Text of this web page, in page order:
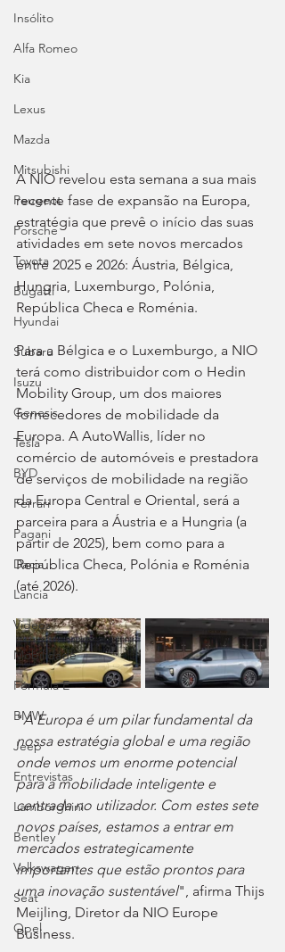
Insólito
Alfa Romeo
Kia
Lexus
Mazda
Mitsubishi
Peugeot
Porsche
Toyota
Bugatti
Hyundai
Subaru
Isuzu
Genesis
Tesla
BYD
Ferrari
Pagani
Dacia
Lancia
Videos
Mobilidade
Fórmula E
BMW
Jeep
Entrevistas
Lamborghini
Bentley
Volkswagen
Seat
Opel
A NIO revelou esta semana a sua mais
recente fase de expansão na Europa,
estratégia que prevê o início das suas
atividades em sete novos mercados
entre 2025 e 2026: Áustria, Bélgica,
Hungria, Luxemburgo, Polónia,
República Checa e Roménia.
Para a Bélgica e o Luxemburgo, a NIO
terá como distribuidor com o Hedin
Mobility Group, um dos maiores
fornecedores de mobilidade da
Europa. A AutoWallis, líder no
comércio de automóveis e prestadora
de serviços de mobilidade na região
da Europa Central e Oriental, será a
parceira para a Áustria e a Hungria (a
partir de 2025), bem como para a
República Checa, Polónia e Roménia
(até 2026).
"A Europa é um pilar fundamental da
nossa estratégia global e uma região
onde vemos um enorme potencial
para a mobilidade inteligente e
centrada no utilizador. Com estes sete
novos países, estamos a entrar em
mercados estrategicamente
importantes que estão prontos para
uma inovação sustentável", afirma Thijs
Meijling, Diretor da NIO Europe
Business.